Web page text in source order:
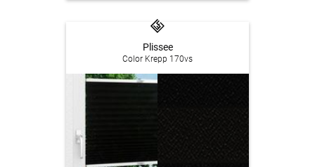
Plissee
Color Krepp 170vs